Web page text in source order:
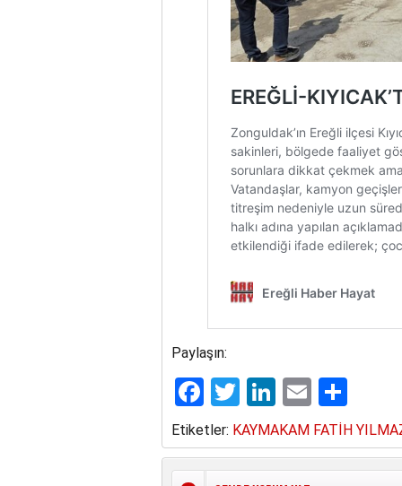
Paylaşın:
Facebook
Twitter
LinkedIn
Email
Etiketler: KAYMAKAM FATİH